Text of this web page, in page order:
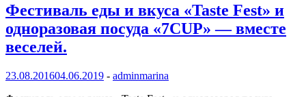
Фестиваль еды и вкуса «Taste Fest» и
одноразовая посуда «7CUP» — вместе
веселей.
23.08.201604.06.2019 - adminmarina